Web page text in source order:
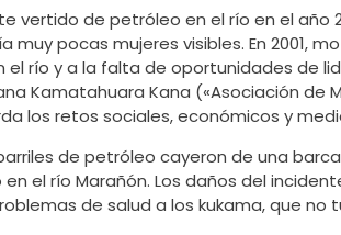
vertido de petróleo en el río en el año
muy pocas mujeres visibles. En 2001,
río y a la falta de oportunidades de
Kamatahuara Kana («Asociación de
los retos sociales, económicos y
barriles de petróleo cayeron de una
el río Marañón. Los daños del
de salud a los kukama, que